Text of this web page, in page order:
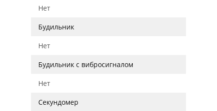
Нет
Будильник
Нет
Будильник с вибросигналом
Нет
Секундомер